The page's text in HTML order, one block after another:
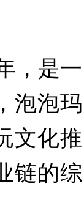
，是一
泡泡玛
文化推
链的综